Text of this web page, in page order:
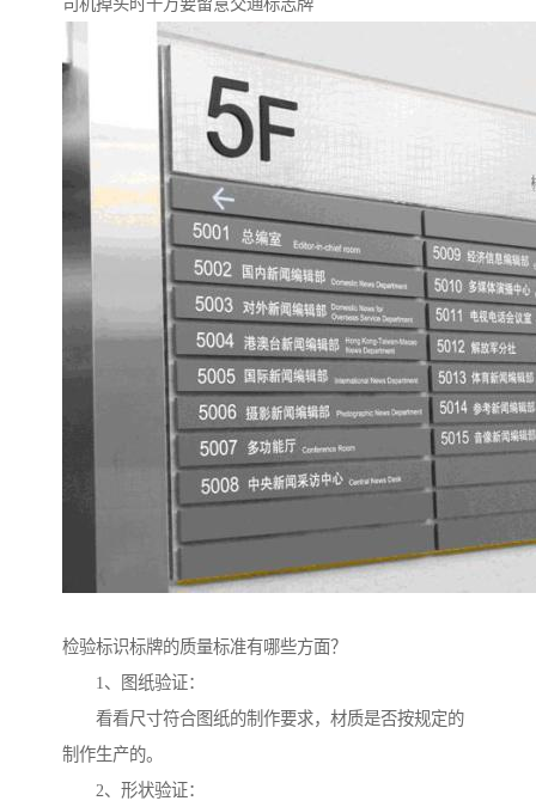
司机掉头时千万要留意交通标志牌
检验标识标牌的质量标准有哪些方面？
1、图纸验证：
看看尺寸符合图纸的制作要求，材质是否按规定的
制作生产的。
2、形状验证：